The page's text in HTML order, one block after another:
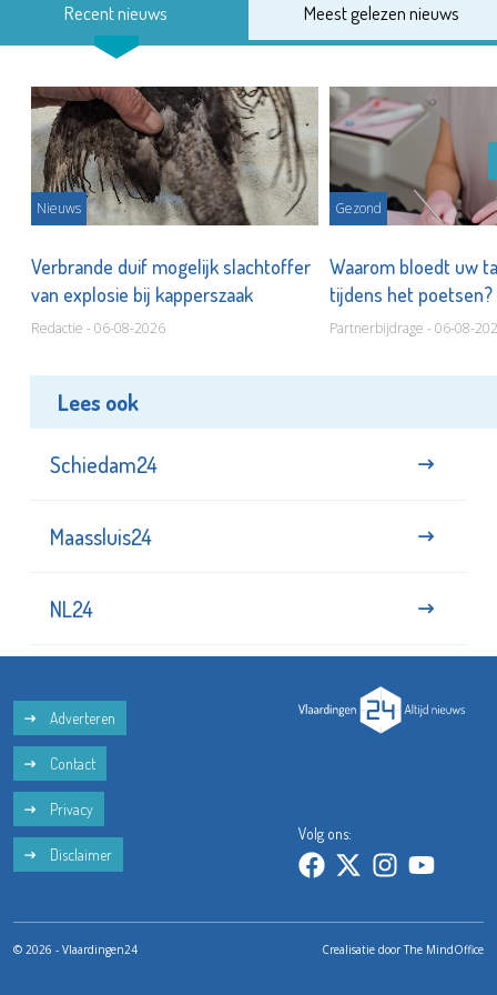
Recent nieuws Meest gelezen nieuws
Nieuws
Verbrande duif mogelijk slachtoffer
van explosie bij kapperszaak
Redactie - 06-08-2026
Gezond
Waarom bloedt uw
tijdens het poetsen?
Partnerbijdrage - 06-08-
Lees ook
Schiedam24
Maassluis24
NL24
Adverteren
Contact
Privacy
Disclaimer
Volg ons:
© 2026 - Vlaardingen24 Crealisatie doorThe MindOffice